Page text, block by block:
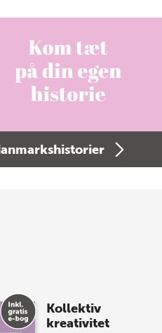
Kollektiv
kreativitet